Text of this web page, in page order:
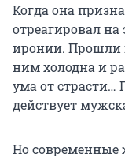
Когда она
отреагировал на
иронии. Прошли
ним холодна и
ума от страсти…
действует
Но